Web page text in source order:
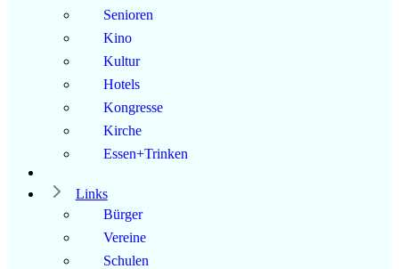
Senioren
Kino
Kultur
Hotels
Kongresse
Kirche
Essen+Trinken
Links
Bürger
Vereine
Schulen